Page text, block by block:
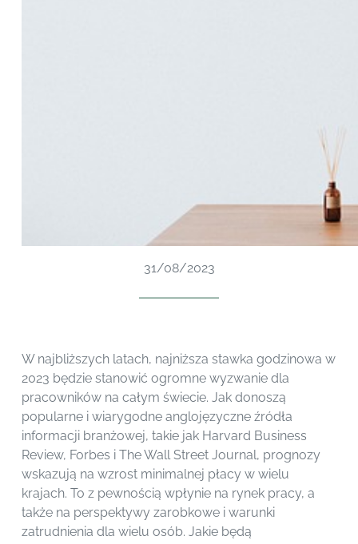
31/08/2023
W najbliższych latach, najniższa stawka godzinowa w
2023 będzie stanowić ogromne wyzwanie dla
pracowników na całym świecie. Jak donoszą
popularne i wiarygodne anglojęzyczne źródła
informacji branżowej, takie jak Harvard Business
Review, Forbes i The Wall Street Journal, prognozy
wskazują na wzrost minimalnej płacy w wielu
krajach. To z pewnością wpłynie na rynek pracy, a
także na perspektywy zarobkowe i warunki
zatrudnienia dla wielu osób. Jakie będą